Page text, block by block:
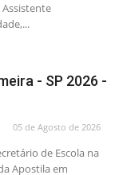
- SP 2026 -
05 de Agosto de 2026
de Escola na
Apostila em